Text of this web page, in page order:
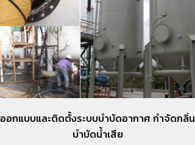
ออกแบบและติดตั้งระบบบำบัดอากาศ กำจัดกลิ่น
บำบัดน้ำเสีย